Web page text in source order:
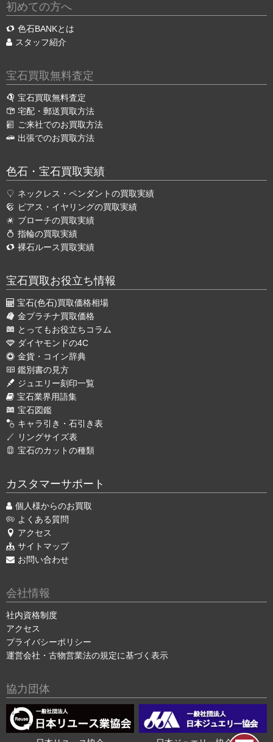
初めての方へ
色石BANKとは
スタッフ紹介
宝石買取無料査定
宝石買取無料査定
宅配・郵送買取方法
ご来社でのお買取方法
出張でのお買取方法
色石・宝石買取実績
ネックレス・ペンダントの買取実績
ピアス・イヤリングの買取実績
ブローチの買取実績
指輪の買取実績
裸石ルース買取実績
宝石買取お役立ち情報
宝石(色石)買取価格相場
金プラチナ買取価格
とってもお役立ちコラム
ダイヤモンドの4C
金貨・コイン辞典
鑑別書の見方
ジュエリー刻印一覧
宝石業界用語集
宝石図鑑
キャラ引き・石引き表
リングサイズ表
宝石のカットの種類
カスタマーサポート
個人様からのお買取
よくある質問
アクセス
サイトマップ
お問い合わせ
会社情報
社内資格制度
アクセス
プライバシーポリシー
運営会社・古物営業法の規定に基づく表示
協力団体